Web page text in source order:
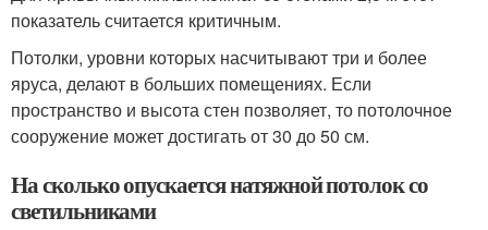
показатель считается критичным.
Потолки, уровни которых насчитывают три и более
яруса, делают в больших помещениях. Если
пространство и высота стен позволяет, то потолочное
сооружение может достигать от 30 до 50 см.
На сколько опускается натяжной потолок со
светильниками